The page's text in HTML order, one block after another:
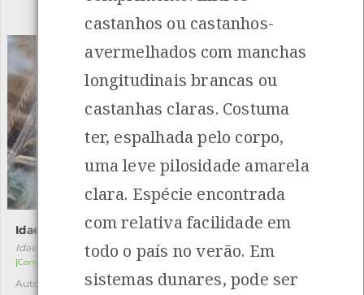
Idaea ochrata
Idaea ochrata
[Comum]
Autóctone 1
Percevejo-da-couve
Eurydema oleracea
Autóctone
castanhos ou castanhos-
avermelhados com manchas
longitudinais brancas ou
castanhas claras. Costuma
ter, espalhada pelo corpo,
uma leve pilosidade amarela
clara. Espécie encontrada
com relativa facilidade em
todo o país no verão. Em
sistemas dunares, pode ser